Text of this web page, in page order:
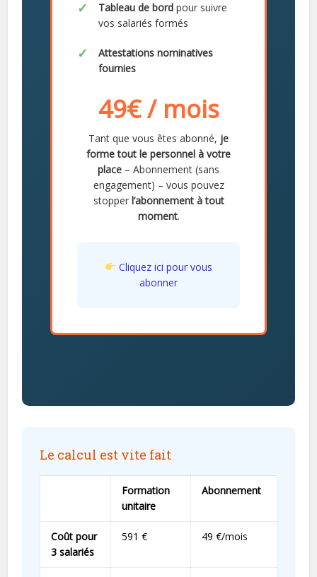
Tableau de bord pour suivre
vos salariés formés
Attestations nominatives
fournies
49€ / mois
Tant que vous êtes abonné, je
forme tout le personnel à votre
place – Abonnement (sans
engagement) – vous pouvez
stopper l’abonnement à tout
moment.
Cliquez ici pour vous
abonner
Le calcul est vite fait
Formation
unitaire
Abonnement
Coût pour
3 salariés
591 € 49 €/mois